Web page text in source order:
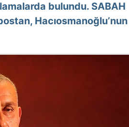
bulundu. SABAH
Hacıosmanoğlu’nun